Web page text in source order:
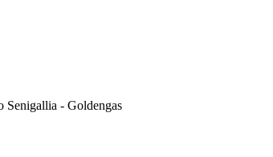
Senigallia - Goldengas